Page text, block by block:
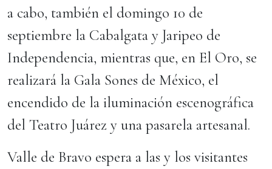
a cabo, también el domingo 10 de
septiembre la Cabalgata y Jaripeo de
Independencia, mientras que, en El Oro, se
realizará la Gala Sones de México, el
encendido de la iluminación escenográfica
del Teatro Juárez y una pasarela artesanal.
Valle de Bravo espera a las y los visitantes